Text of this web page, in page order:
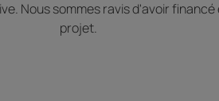
Nous sommes ravis d'avoir
projet.